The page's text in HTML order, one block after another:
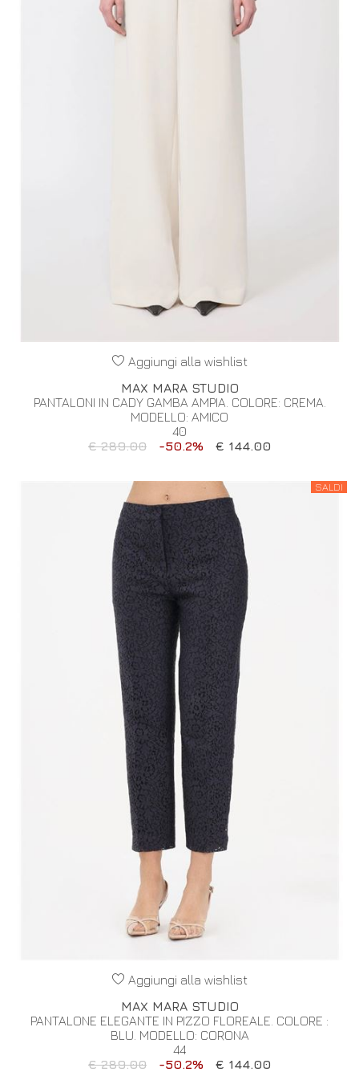
Aggiungi alla wishlist
MAX MARA STUDIO
PANTALONI IN CADY GAMBA AMPIA. COLORE: CREMA.
MODELLO: AMICO
40
€ 289.00
-50.2% € 144.00
SALDI
Aggiungi alla wishlist
MAX MARA STUDIO
PANTALONE ELEGANTE IN PIZZO FLOREALE. COLORE :
BLU. MODELLO: CORONA
44
€ 289.00
-50.2% € 144.00